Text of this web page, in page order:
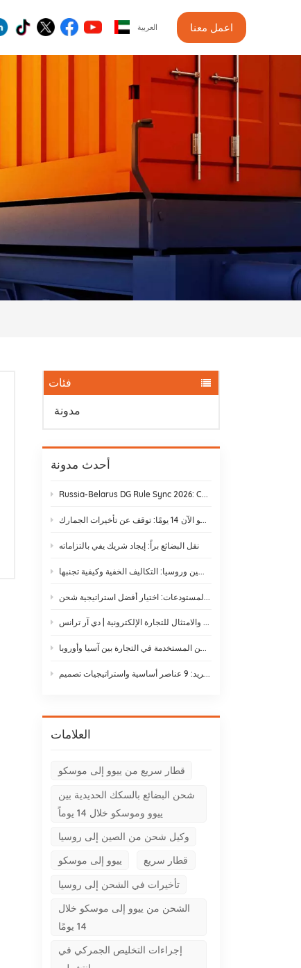
العربية اعمل معنا
فئات
مدونة
أحدث مدونة
نقل البضائع براً: إيجاد شريك يفي بالتزاماته
لوائح الشحن الدولي والامتثال للتجارة الإلكترونية | دي آر ترانس
أنواع طائرات الشحن: دليل لأنواع طائرات الشحن المستخدمة في التجارة بين آسيا وأوروبا
حلول لوجستيات سلسلة التبريد: 9 عناصر أساسية واستراتيجيات تصميم
العلامات
قطار سريع من ييوو إلى موسكو
شحن البضائع بالسكك الحديدية بين
ييوو وموسكو خلال 14 يوماً
وكيل شحن من الصين إلى روسيا
ييوو إلى موسكو
قطار سريع
تأخيرات في الشحن إلى روسيا
الشحن من ييوو إلى موسكو خلال
14 يومًا
إجراءات التخليص الجمركي في